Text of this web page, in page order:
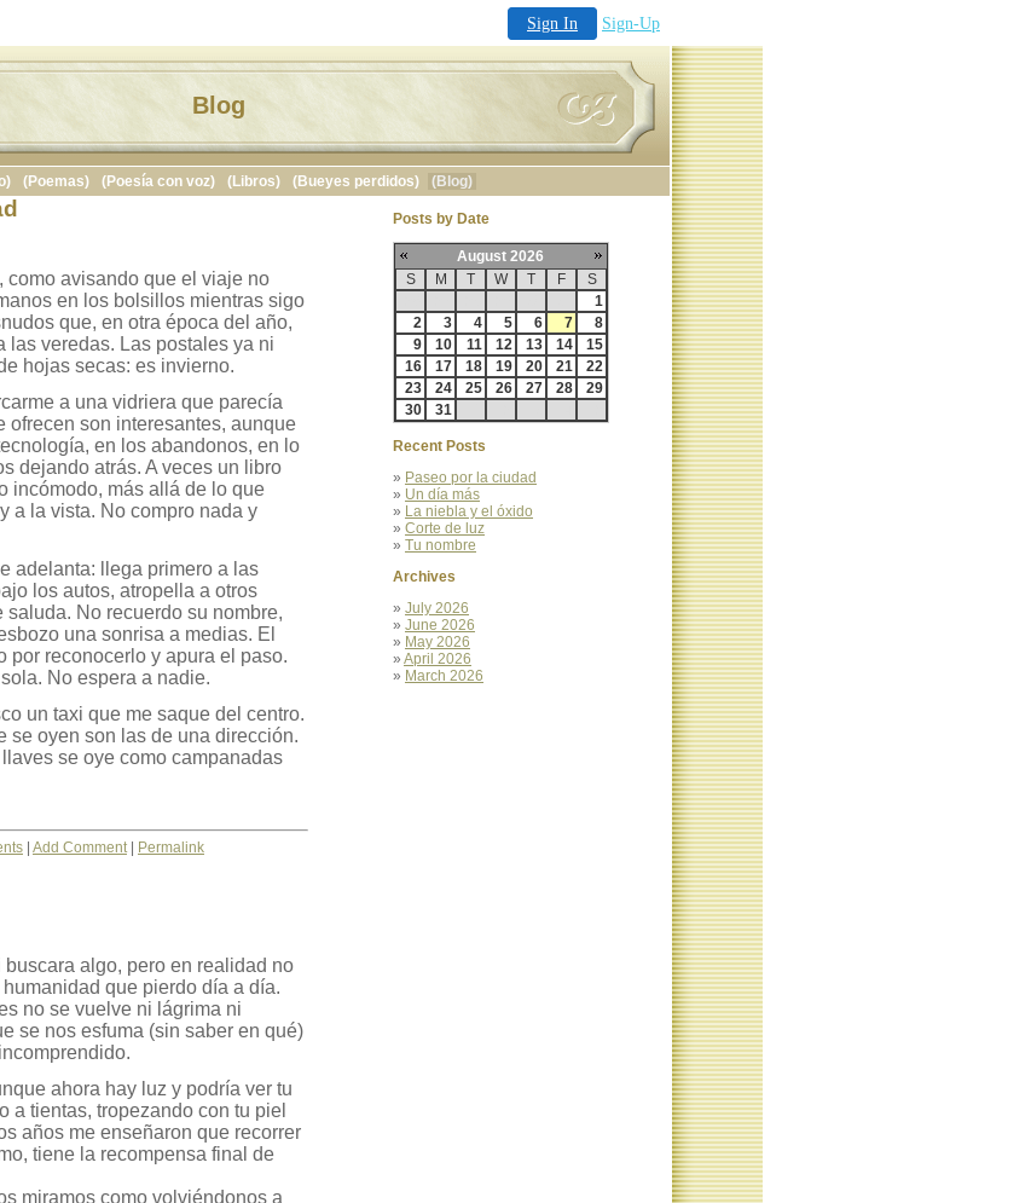
Sign In Sign-Up
Blog
(Poemas) (Poesía con voz) (Libros) (Bueyes perdidos) (Blog)
como avisando que el viaje no
en los bolsillos mientras sigo
que, en otra época del año,
las veredas. Las postales ya ni
hojas secas: es invierno.
a una vidriera que parecía
ofrecen son interesantes, aunque
en los abandonos, en lo
dejando atrás. A veces un libro
incómodo, más allá de lo que
a la vista. No compro nada y
adelanta: llega primero a las
los autos, atropella a otros
saluda. No recuerdo su nombre,
una sonrisa a medias. El
por reconocerlo y apura el paso.
No espera a nadie.
un taxi que me saque del centro.
se oyen son las de una dirección.
se oye como campanadas
Add Comment| Permalink
algo, pero en realidad no
que pierdo día a día.
no se vuelve ni lágrima ni
se nos esfuma (sin saber en qué)
ahora hay luz y podría ver tu
a tientas, tropezando con tu piel
años me enseñaron que recorrer
tiene la recompensa final de
miramos como volviéndonos a
Posts by Date
August 2026
S
M T W T F
S
1
2
3 4 5 6 7
8
9
10 11 12 13 14
15
16
17 18 19 20 21
22
23
24 25 26 27 28
29
30
31
Recent Posts
» Paseo por la ciudad
» Un día más
» La niebla y el óxido
» Corte de luz
» Tu nombre
Archives
» July 2026
» June 2026
» May 2026
» April 2026
» March 2026